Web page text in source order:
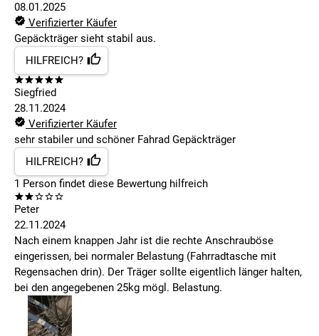
08.01.2025
Verifizierter Käufer
Gepäckträger sieht stabil aus.
HILFREICH?
Siegfried
28.11.2024
Verifizierter Käufer
sehr stabiler und schöner Fahrad Gepäckträger
HILFREICH?
1 Person findet diese Bewertung hilfreich
Peter
22.11.2024
Nach einem knappen Jahr ist die rechte Anschrauböse
eingerissen, bei normaler Belastung (Fahrradtasche mit
Regensachen drin). Der Träger sollte eigentlich länger halten,
bei den angegebenen 25kg mögl. Belastung.